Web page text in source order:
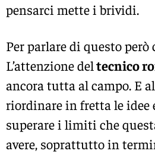
pensarci mette i brividi.
Per parlare di questo però
L’attenzione deltecnico
ancora tutta al campo. E
riordinare in fretta le idee
superare i limiti che
avere, soprattutto in